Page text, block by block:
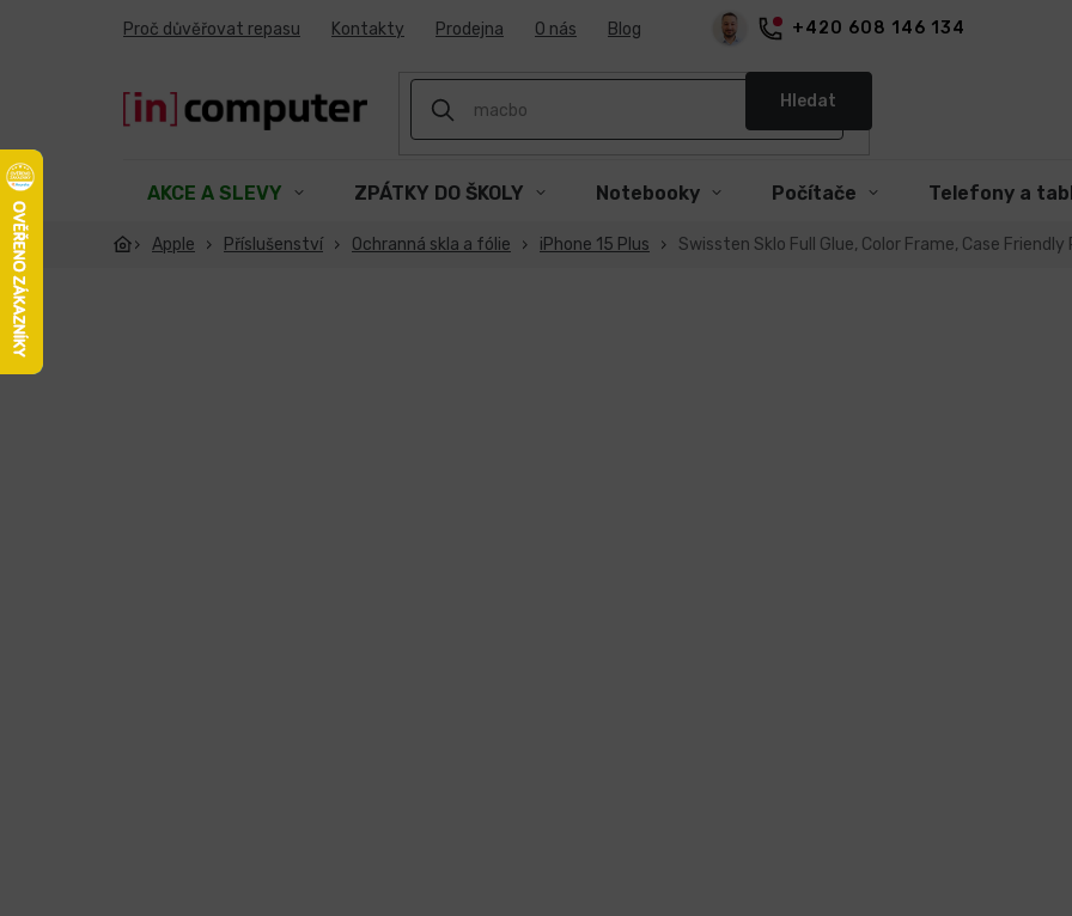
+420 608 146 134
Proč důvěřovat repasu Kontakty Prodejna O nás Blog
Hledat
AKCE A SLEVY ZPÁTKY DO ŠKOLY Notebooky Počítače Telefony a
Apple Příslušenství Ochranná skla a fólie iPhone 15 Plus Swissten Sklo Full Glue, Color Frame, Case